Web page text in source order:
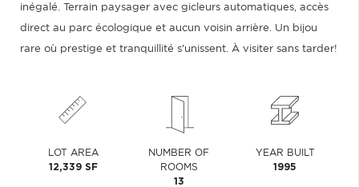
inégalé. Terrain paysager avec gicleurs automatiques, accès
direct au parc écologique et aucun voisin arrière. Un bijou
rare où prestige et tranquillité s'unissent. À visiter sans tarder!
LOT AREA
12,339 SF
NUMBER OF
ROOMS
13
YEAR BUILT
1995